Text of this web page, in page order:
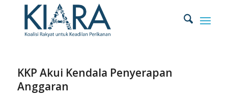
KKP Akui Kendala Penyerapan
Anggaran